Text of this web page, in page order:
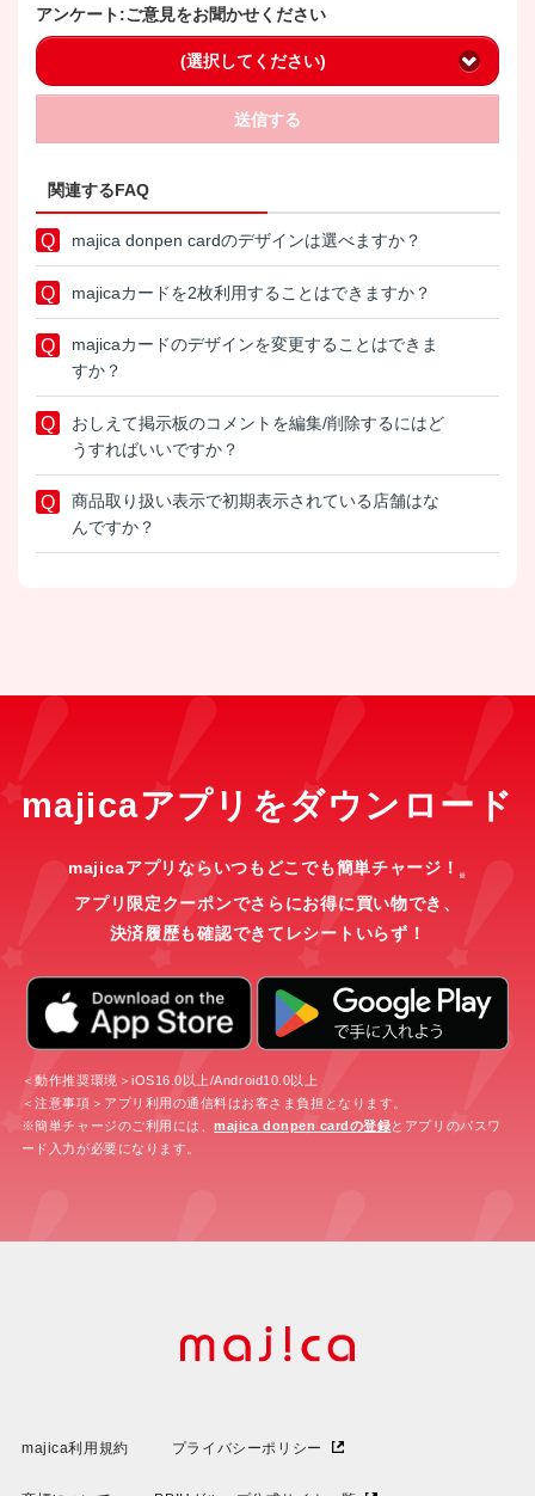
アンケート:ご意見をお聞かせください
(選択してください)
送信する
関連するFAQ
majica donpen cardのデザインは選べますか？
majicaカードを2枚利用することはできますか？
majicaカードのデザインを変更することはできま
すか？
おしえて掲示板のコメントを編集/削除するにはど
うすればいいですか？
商品取り扱い表示で初期表示されている店舗はな
んですか？
majicaアプリをダウンロード
majicaアプリならいつもどこでも簡単チャージ！ ※
アプリ限定クーポンでさらにお得に買い物でき、
決済履歴も確認できてレシートいらず！
＜動作推奨環境＞iOS16.0以上/Android10.0以上
＜注意事項＞アプリ利用の通信料はお客さま負担となります。
※簡単チャージのご利用には、majica donpen cardの登録とアプリのパスワ
ード入力が必要になります。
majica利用規約 プライバシーポリシー